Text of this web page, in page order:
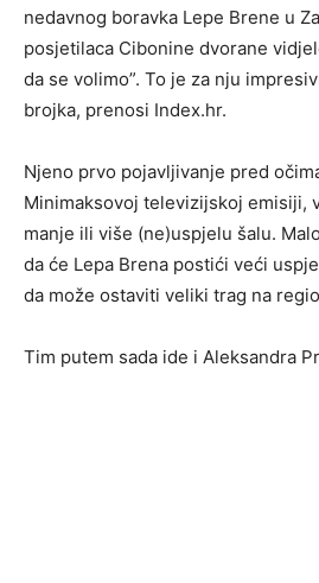
nedavnog boravka Lepe Brene u
posjetilaca Cibonine dvorane
da se volimo”. To je za nju
brojka, prenosi Index.hr.
Njeno prvo pojavljivanje pred
Minimaksovoj televizijskoj emisiji,
manje ili više (ne)uspjelu šalu.
da će Lepa Brena postići veći
da može ostaviti veliki trag na
Tim putem sada ide i Aleksandra